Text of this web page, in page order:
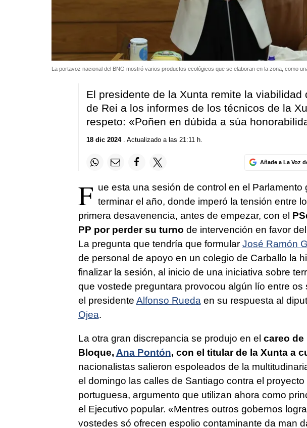
La portavoz nacional del BNG mostró varios productos ecológicos que se elaboran en la zona, como
El presidente de la Xunta remite la viabilidad
de Rei a los informes de los técnicos de la
respeto: «Poñen en dúbida a súa
18 dic 2024. Actualizado a las 21:11 h.
Añade a La Voz
F ue esta una sesión de control en el Parlamento
terminar el año, donde imperó la tensión entre
primera desavenencia, antes de empezar, con el
PP por perder su turno de intervención en favor
La pregunta que tendría que formular José Ramón
de personal de apoyo en un colegio de Carballo la
finalizar la sesión, al inicio de una iniciativa sobre
que vostede preguntara provocou algún lío entre os
el presidente Alfonso Ruedaen su respuesta al
Ojea.
La otra gran discrepancia se produjo en el careo de
Bloque, Ana Pontón, con el titular de la Xunta a
nacionalistas salieron espoleados de la
el domingo las calles de Santiago contra el proyecto
portuguesa, argumento que utilizan ahora como
el Ejecutivo popular. «Mentres outros gobernos
vostedes só ofrecen espolio contaminante da man